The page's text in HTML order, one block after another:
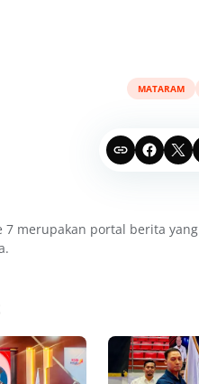
MATARAM
7 merupakan portal berita